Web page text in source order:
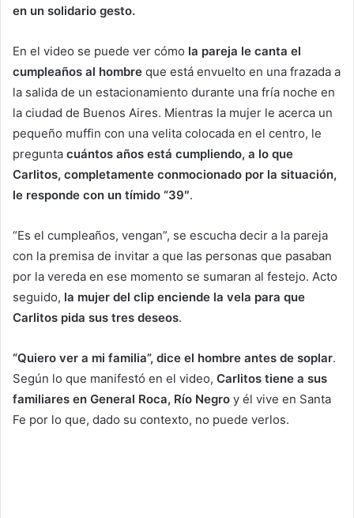
en un solidario gesto.
En el video se puede ver cómo la pareja le canta el
cumpleaños al hombre que está envuelto en una frazada a
la salida de un estacionamiento durante una fría noche en
la ciudad de Buenos Aires. Mientras la mujer le acerca un
pequeño muffin con una velita colocada en el centro, le
pregunta cuántos años está cumpliendo, a lo que
Carlitos, completamente conmocionado por la situación,
le responde con un tímido “39″.
“Es el cumpleaños, vengan”, se escucha decir a la pareja
con la premisa de invitar a que las personas que pasaban
por la vereda en ese momento se sumaran al festejo. Acto
seguido, la mujer del clip enciende la vela para que
Carlitos pida sus tres deseos.
“Quiero ver a mi familia”, dice el hombre antes de soplar.
Según lo que manifestó en el video, Carlitos tiene a sus
familiares en General Roca, Río Negro y él vive en Santa
Fe por lo que, dado su contexto, no puede verlos.